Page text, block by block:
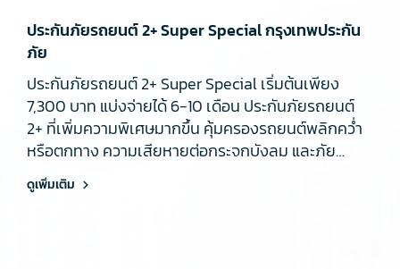
ประกันภัยรถยนต์ 2+ Super Special กรุงเทพประกัน
ภัย
ประกันภัยรถยนต์ 2+ Super Special เริ่มต้นเพียง
7,300 บาท แบ่งจ่ายได้ 6-10 เดือน ประกันภัยรถยนต์
2+ ที่เพิ่มความพิเศษมากขึ้น คุ้มครองรถยนต์พลิกคว่ำ
หรือตกทาง ความเสียหายต่อกระจกบังลม และภัย
ธรรมชาติ
ดูเพิ่มเติม